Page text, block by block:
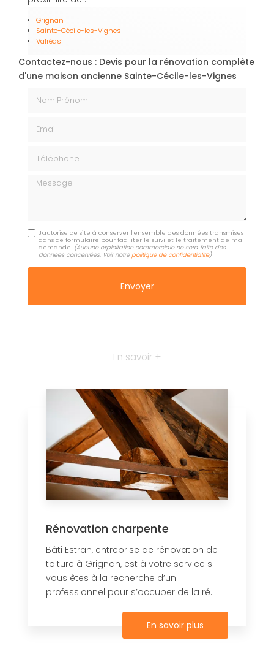
Grignan
Sainte-Cécile-les-Vignes
Valréas
Contactez-nous : Devis pour la rénovation complète
d'une maison ancienne Sainte-Cécile-les-Vignes
Nom Prénom
Email
Téléphone
Message
J'autorise ce site à conserver l'ensemble des données transmises
dans ce formulaire pour faciliter le suivi et le traitement de ma
demande. (Aucune exploitation commerciale ne sera faite des
données concervées. Voir notrepolitique de confidentialité)
En savoir +
Rénovation charpente
Bâti Estran, entreprise de rénovation de
toiture à Grignan, est à votre service si
vous êtes à la recherche d’un
professionnel pour s’occuper de la ré...
En savoir plus